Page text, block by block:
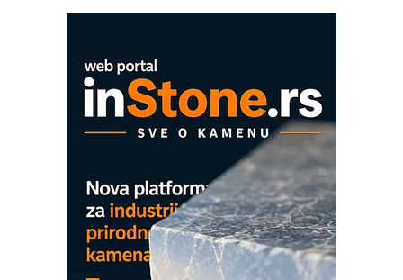
era CNC merenja
Proizvodnja iC7 Hybrid 1500 VDC
mrežnog pretvarača sa tečnim
hlađenjem
COMBYPACK
EVOKS Maintenance Management